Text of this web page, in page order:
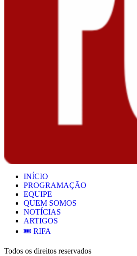
INÍCIO
PROGRAMAÇÃO
EQUIPE
QUEM SOMOS
NOTÍCIAS
ARTIGOS
🎟️ RIFA
Todos os direitos reservados